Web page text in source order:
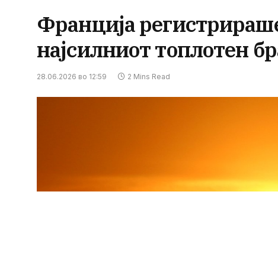
Франција
најсилниот топлотен
28.06.2026 во 12:59 2 Mins Read